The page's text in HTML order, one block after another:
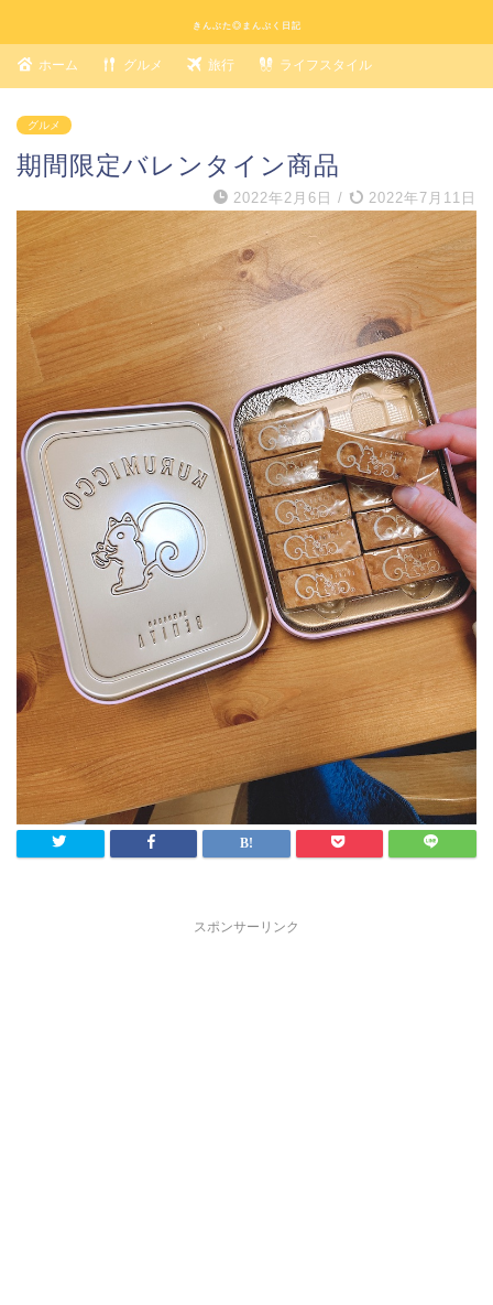
きんぶた◎まんぷく日記
ホーム グルメ 旅行 ライフスタイル
グルメ
期間限定バレンタイン商品
2022年2月6日 / 2022年7月11日
スポンサーリンク